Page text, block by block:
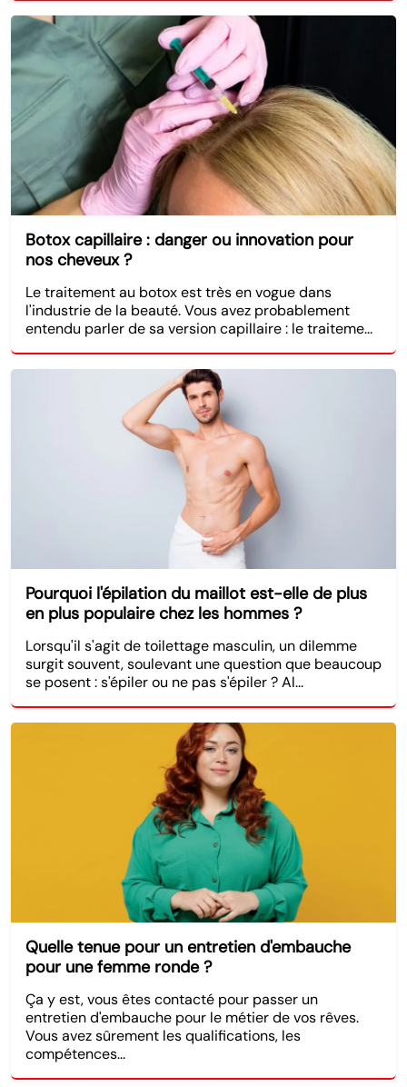
Botox capillaire : danger ou innovation pour
nos cheveux ?
Le traitement au botox est très en vogue dans
l'industrie de la beauté. Vous avez probablement
entendu parler de sa version capillaire : le traiteme...
Pourquoi l'épilation du maillot est-elle de plus
en plus populaire chez les hommes ?
Lorsqu'il s'agit de toilettage masculin, un dilemme
surgit souvent, soulevant une question que beaucoup
se posent : s'épiler ou ne pas s'épiler ? Al...
Quelle tenue pour un entretien d'embauche
pour une femme ronde ?
Ça y est, vous êtes contacté pour passer un
entretien d'embauche pour le métier de vos rêves.
Vous avez sûrement les qualifications, les
compétences...